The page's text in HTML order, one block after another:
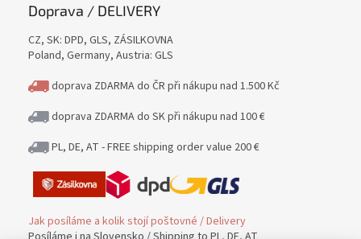
Doprava / DELIVERY
CZ, SK: DPD, GLS, ZÁSILKOVNA
Poland, Germany, Austria: GLS
doprava ZDARMA do ČR při nákupu nad 1.500 Kč
doprava ZDARMA do SK při nákupu nad 100 €
PL, DE, AT - FREE shipping order value 200 €
Jak posíláme a kolik stojí poštovné / Delivery